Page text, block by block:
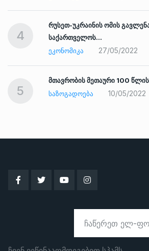
4
რუსეთ-უკრაინის ომის
საქართველოს…
ᲔᲙᲝᲜᲝᲛᲘᲙᲐ
27/05/2022
5
მთავრობის მეთაური 100
ᲡᲐᲖᲝᲒᲐᲓᲝᲔᲑᲐ
10/05/2022